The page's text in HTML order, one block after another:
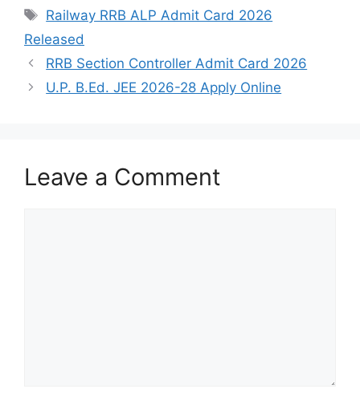
Railway RRB ALP Admit Card 2026
Released
RRB Section Controller Admit Card 2026
U.P. B.Ed. JEE 2026-28 Apply Online
Leave a Comment